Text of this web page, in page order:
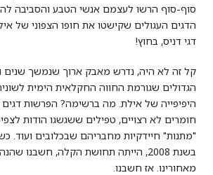
סוף-סוף הרשו לעצמם אנשי הטבע והסביבה
הדגים העגולים שקישטו את חופו הצפוני של
דגי דניס, בחוץ!
קל זה לא היה, נדרש מאבק ארוך שנמשך שנים
הגדולים שגורמת החווה החקלאית הימית
היפיפייה של אילת. מה ברשימה? הפרשות
חומרים לא רצויים, טפילים ששגשגו הודות
"מתנות" חיידקיות מחבריהם שבכלובים ועוד.
בשנת 2008, הייתה תחושת הקלה, חשבנו
מאחורינו. אז חשבנו.